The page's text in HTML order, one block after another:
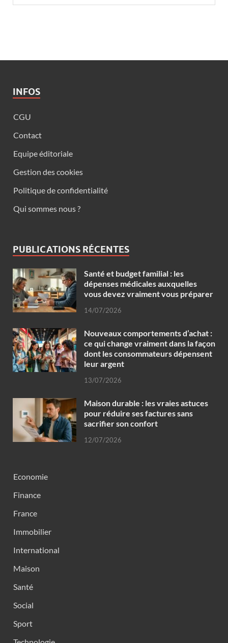
INFOS
CGU
Contact
Equipe éditoriale
Gestion des cookies
Politique de confidentialité
Qui sommes nous ?
PUBLICATIONS RÉCENTES
Santé et budget familial : les
dépenses médicales auxquelles
vous devez vraiment vous préparer
14/07/2026
Nouveaux comportements d’achat :
ce qui change vraiment dans la façon
dont les consommateurs dépensent
leur argent
13/07/2026
Maison durable : les vraies astuces
pour réduire ses factures sans
sacrifier son confort
12/07/2026
Economie
Finance
France
Immobilier
International
Maison
Santé
Social
Sport